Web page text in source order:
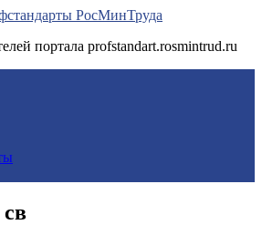
РосМинТруда
портала profstandart.rosmintrud.ru